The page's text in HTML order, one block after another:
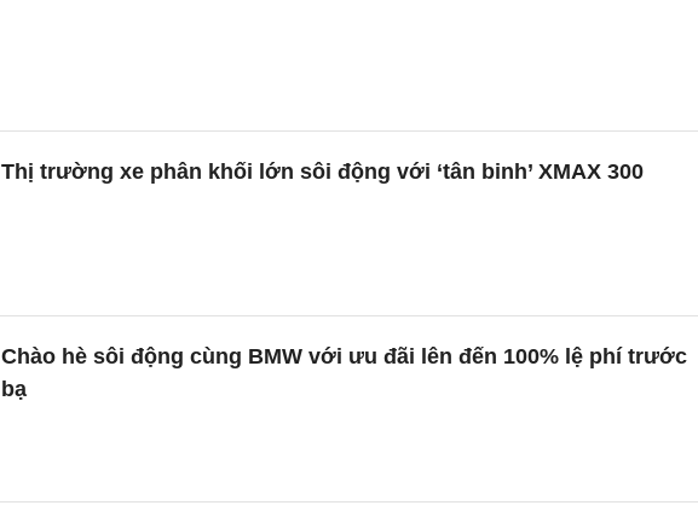
Thị trường xe phân khối lớn sôi động với ‘tân binh’ XMAX 300
Chào hè sôi động cùng BMW với ưu đãi lên đến 100% lệ phí trước
bạ